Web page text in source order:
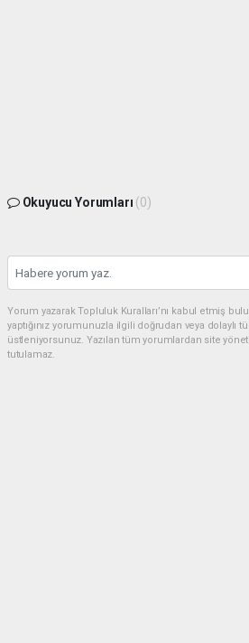
Okuyucu Yorumları (0)
Yorum yazarak Topluluk Kuralları’nı kabul etmiş
yaptığınız yorumunuzla ilgili doğrudan veya dolaylı
üstleniyorsunuz. Yazılan tüm yorumlardan site
tutulamaz.